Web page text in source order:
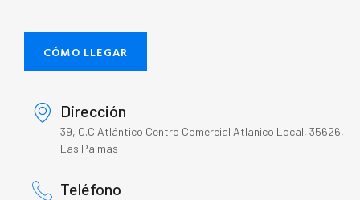
CÓMO LLEGAR
Dirección
39, C.C Atlántico Centro Comercial Atlanico Local, 35626,
Las Palmas
Teléfono